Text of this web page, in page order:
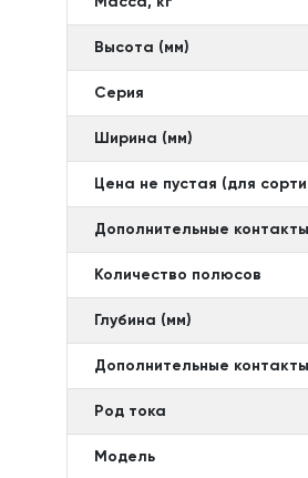
Высота (мм)
Серия
Ширина (мм)
Цена не пустая (для
Дополнительные контакты
Количество полюсов
Глубина (мм)
Дополнительные контакты
Род тока
Модель